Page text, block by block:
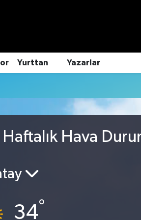
Yurttan Yazarlar
Haftalık Hava
34°